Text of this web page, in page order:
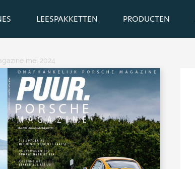
LEESPAKKETTEN PRODUCTEN
mei 2024